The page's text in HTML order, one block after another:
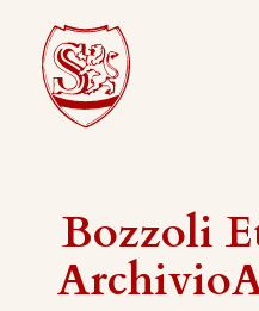
Bozzoli